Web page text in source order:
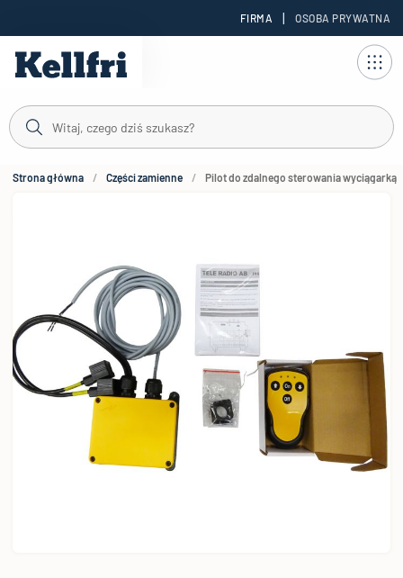
FIRMA | OSOBA PRYWATNA
Strona główna Części zamienne Pilot do zdalnego sterowania wyciągarką